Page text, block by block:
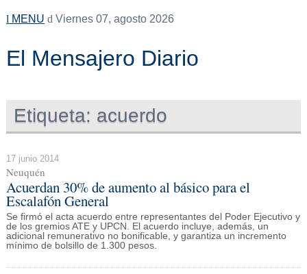
MENU Viernes 07, agosto 2026
El Mensajero Diario
Etiqueta: acuerdo
17 junio 2014
Neuquén
Acuerdan 30% de aumento al básico para el
Escalafón General
Se firmó el acta acuerdo entre representantes del Poder Ejecutivo y
de los gremios ATE y UPCN. El acuerdo incluye, además, un
adicional remunerativo no bonificable, y garantiza un incremento
mínimo de bolsillo de 1.300 pesos.